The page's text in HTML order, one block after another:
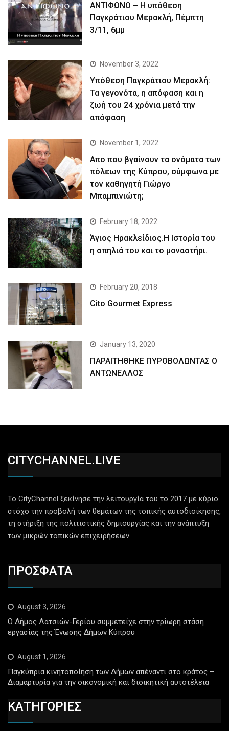
ΑΝΤΙΦΩΝΟ – Η υπόθεση
Παγκράτιου Μερακλή, Πέμπτη
3/11, 6μμ
November 3, 2022
Yπόθεση Παγκράτιου Μερακλή:
Τα γεγονότα, η απόφαση και η
ζωή του 24 χρόνια μετά την
απόφαση
November 1, 2022
Απο που βγαίνουν τα ονόματα των
πόλεων της Κύπρου, σύμφωνα με
τον καθηγητή Γιώργο
Μπαμπινιώτη;
February 18, 2022
Άγιος Ηρακλείδιος.Η Ιστορία του
η σπηλιά του και το μοναστήρι.
February 20, 2018
Cito Gourmet Express
January 13, 2020
ΠΑΡΑΙΤΗΘΗΚΕ ΠΥΡΟΒΟΛΩΝΤΑΣ Ο
ΑΝΤΩΝΕΛΛΟΣ
CITYCHANNEL.LIVE
Το CityChannel ξεκίνησε την λειτουργία του το 2017 με κύριο
στόχο την προβολή των θεμάτων της τοπικής αυτοδιοίκησης,
τη στήριξη της πολιτιστικής δημιουργίας και την ανάπτυξη
των μικρών τοπικών επιχειρήσεων.
ΠΡΟΣΦΑΤΑ
August 3, 2026
Ο Δήμος Λατσιών-Γερίου συμμετείχε στην τρίωρη στάση
εργασίας της Ένωσης Δήμων Κύπρου
August 1, 2026
Παγκύπρια κινητοποίηση των Δήμων απέναντι στο κράτος –
Διαμαρτυρία για την οικονομική και διοικητική αυτοτέλεια
ΚΑΤΗΓΟΡΙΕΣ